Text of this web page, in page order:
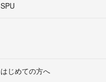
SPU
はじめての方へ